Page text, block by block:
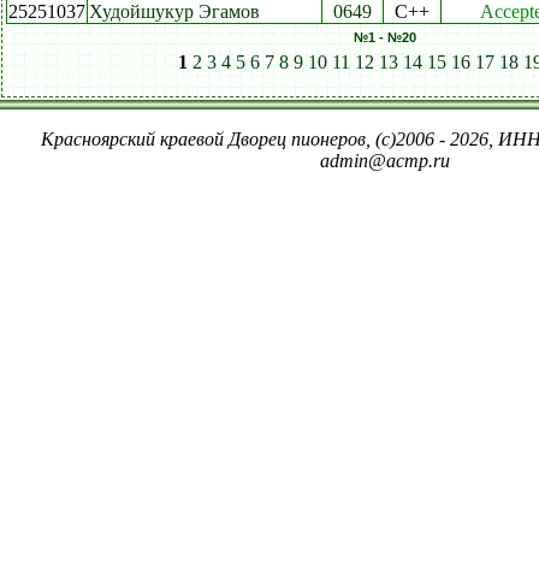
25251037 Худойшукур Эгамов 0649 C++
№1 - №20
1 2 3 4 5 6 7 8 9 10 11 12 13 14 15 16 17 18
Красноярский краевой Дворец пионеров, (c)2006 - 2026,
admin@acmp.ru